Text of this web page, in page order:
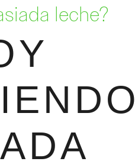
leche?